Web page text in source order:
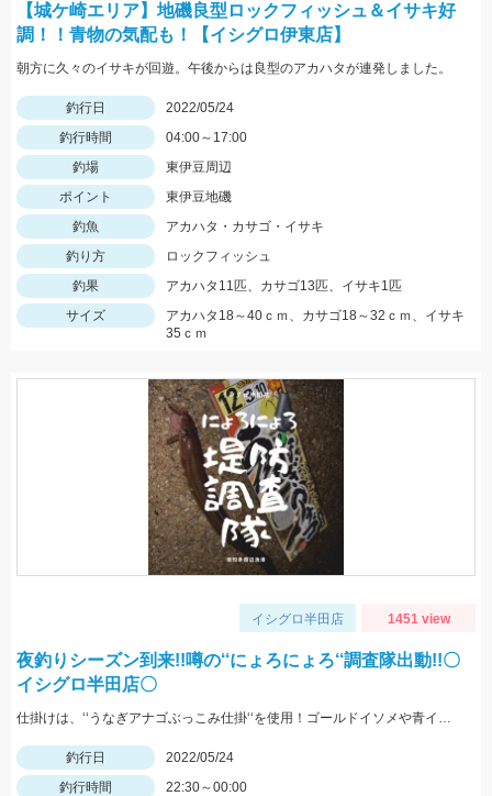
【城ケ崎エリア】地磯良型ロックフィッシュ＆イサキ好
調！！青物の気配も！【イシグロ伊東店】
朝方に久々のイサキが回遊。午後からは良型のアカハタが連発しました。
釣行日
2022/05/24
釣行時間
04:00～17:00
釣場
東伊豆周辺
ポイント
東伊豆地磯
釣魚
アカハタ・カサゴ・イサキ
釣り方
ロックフィッシュ
釣果
アカハタ11匹、カサゴ13匹、イサキ1匹
サイズ
アカハタ18～40ｃｍ、カサゴ18～32ｃｍ、イサキ
35ｃｍ
イシグロ半田店 1451 view
夜釣りシーズン到来!!噂の‘‘にょろにょろ‘‘調査隊出動!!〇
イシグロ半田店〇
仕掛けは、‘‘うなぎアナゴぶっこみ仕掛‘‘を使用！ゴールドイソメや青イソメの房掛けがオススメ‼
釣行日
2022/05/24
釣行時間
22:30～00:00